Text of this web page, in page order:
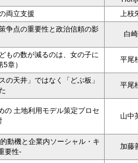
両立支援
上枝
争点の重要性と政治信頼の影
白
もの数が減るのは、女の子に
章）
平尾
の天井」ではなく「どぶ板」
平尾
の 土地利用モデル策定プロセ
山中
動機と企業内ソーシャル・キ
要性-
加藤